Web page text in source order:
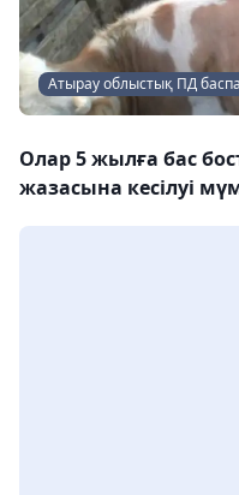
Атырау облыстық ПД
Олар 5 жылға бас
жазасына кесілуі